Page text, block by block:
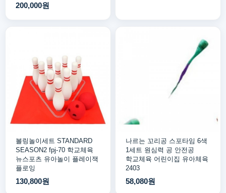
200,000원
볼링놀이세트 STANDARD
SEASON2 fpj-70 학교체육
뉴스포츠 유아놀이 플레이잭
플로잉
130,800원
나르는 꼬리공 스포타임 6색
1세트 원심력 공 안전공
학교체육 어린이집 유아체육
2403
58,080원